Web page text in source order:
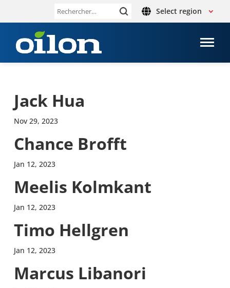
Rechercher : Select region
Jack Hua
Nov 29, 2023
Chance Brofft
Jan 12, 2023
Meelis Kolm­kant
Jan 12, 2023
Timo Hell­gren
Jan 12, 2023
Marcus Liba­nori